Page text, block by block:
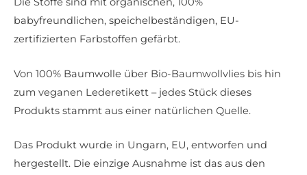
babyfreundlichen, speichelbeständigen, EU-
zertifizierten Farbstoffen gefärbt.
Von 100% Baumwolle über Bio-Baumwollvlies bis hin
zum veganen Lederetikett – jedes Stück dieses
Produkts stammt aus einer natürlichen Quelle.
Das Produkt wurde in Ungarn, EU, entworfen und
hergestellt. Die einzige Ausnahme ist das aus den